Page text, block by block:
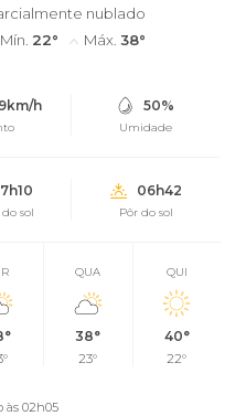
nublado
Mín. 22° Máx. 38°
h 50%
Umidade
do sol
06h42
Pôr do sol
QUA
38°
23°
QUI
40°
22°
às 02h05